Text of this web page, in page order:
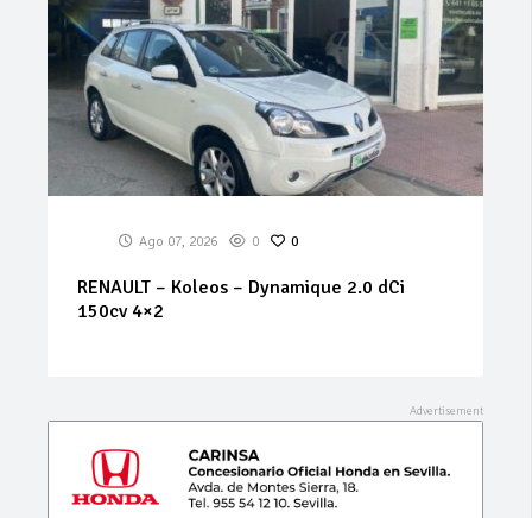
Ago 07, 2026 0 0
RENAULT – Koleos – Dynamique 2.0 dCi
150cv 4×2